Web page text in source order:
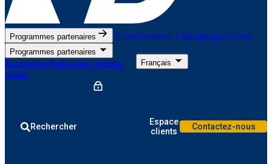
Programmes partenaires Connaissances Témoignages clients
Programmes partenaires
Entreprises Particuliers Secteur
public
Français
Rechercher
Espace
clients
Contactez-nous